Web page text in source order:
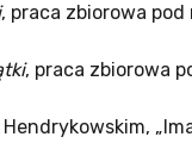
, praca zbiorowa pod
, praca zbiorowa